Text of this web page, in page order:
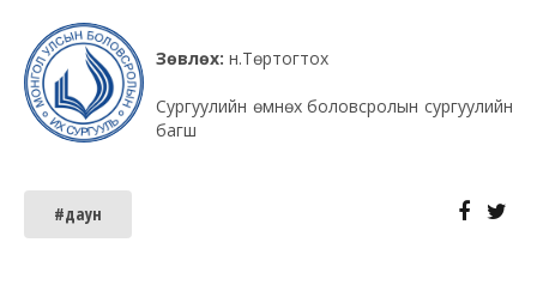
Зөвлөх: н.Төртогтох
Сургуулийн өмнөх боловсролын сургуулийн
багш
#даун